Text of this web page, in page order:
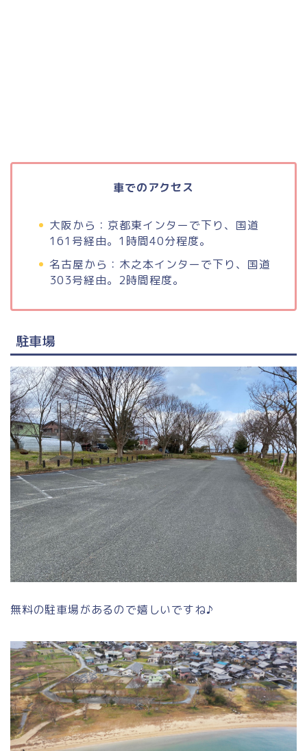
車でのアクセス
大阪から：京都東インターで下り、国道
161号経由。1時間40分程度。
名古屋から：木之本インターで下り、国道
303号経由。2時間程度。
駐車場
無料の駐車場があるので嬉しいですね♪